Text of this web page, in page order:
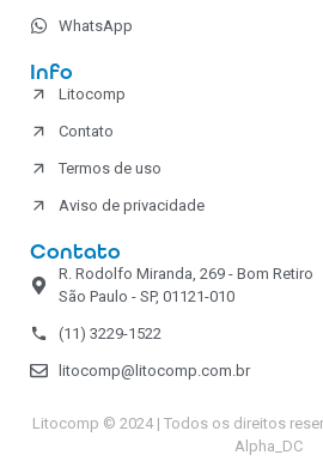
WhatsApp
Info
Litocomp
Contato
Termos de uso
Aviso de privacidade
Contato
R. Rodolfo Miranda, 269 - Bom Retiro
São Paulo - SP, 01121-010
(11) 3229-1522
litocomp@litocomp.com.br
Litocomp © 2024 | Todos os direitos
Alpha_DC